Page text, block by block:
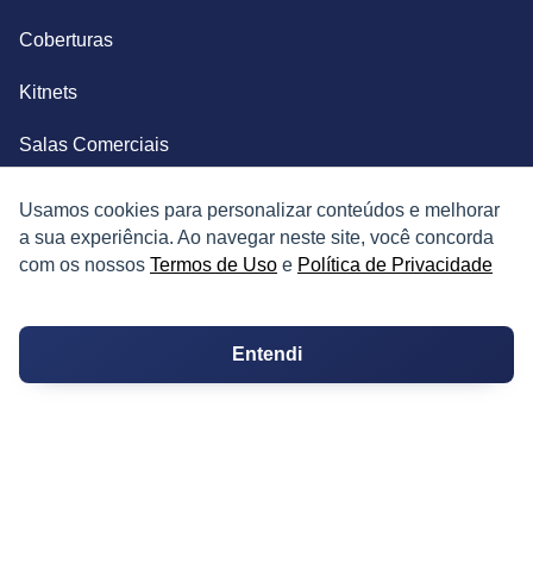
Usamos cookies para personalizar conteúdos e melhorar
a sua experiência. Ao navegar neste site, você concorda
com os nossos Termos de Uso e Política de Privacidade
Entendi
Coberturas
Kitnets
Salas Comerciais
Depósitos